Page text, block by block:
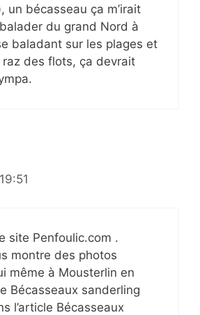
un bécasseau ça m’irait
du grand Nord à
baladant sur les plages et
raz des flots, ça devrait
site Penfoulic.com .
montre des photos
même à Mousterlin en
Bécasseaux sanderling
l’article Bécasseaux